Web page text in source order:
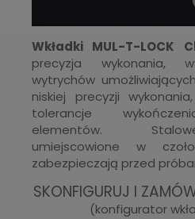
Wkładki MUL-T-LOCK
precyzja wykonania,
wytrychów
niskiej precyzji
tolerancje
elementów.
umiejscowione w
zabezpieczają przed
SKONFIGURUJ I
(konfigurator